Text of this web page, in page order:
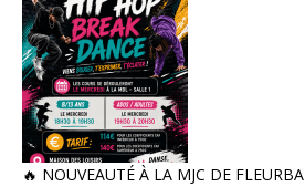
🔥 NOUVEAUTÉ À LA MJC DE